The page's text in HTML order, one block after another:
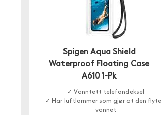
Spigen Aqua Shield
Waterproof Floating Case
A610 1-Pk
✓ Vanntett telefondeksel
✓ Har luftlommer som gjør at den
vannet